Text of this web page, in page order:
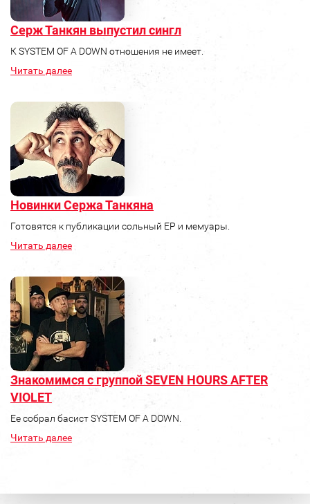
Серж Танкян выпустил сингл
К SYSTEM OF A DOWN отношения не имеет.
Читать далее
Новинки Сержа Танкяна
Готовятся к публикации сольный ЕР и мемуары.
Читать далее
Знакомимся с группой SEVEN HOURS AFTER
VIOLET
Ее собрал басист SYSTEM OF A DOWN.
Читать далее